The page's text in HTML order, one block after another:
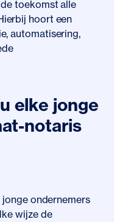
toekomst alle
hoort een
automatisering,
elke jonge
notaris
ondernemers
wijze de